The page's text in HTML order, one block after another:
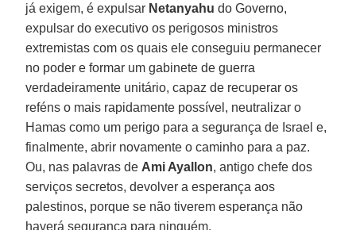
já exigem, é expulsar Netanyahu do Governo,
expulsar do executivo os perigosos ministros
extremistas com os quais ele conseguiu permanecer
no poder e formar um gabinete de guerra
verdadeiramente unitário, capaz de recuperar os
reféns o mais rapidamente possível, neutralizar o
Hamas como um perigo para a segurança de Israel e,
finalmente, abrir novamente o caminho para a paz.
Ou, nas palavras de Ami Ayallon, antigo chefe dos
serviços secretos, devolver a esperança aos
palestinos, porque se não tiverem esperança não
haverá segurança para ninguém.